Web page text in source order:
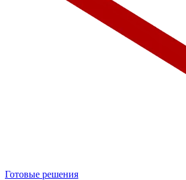
Готовые решения